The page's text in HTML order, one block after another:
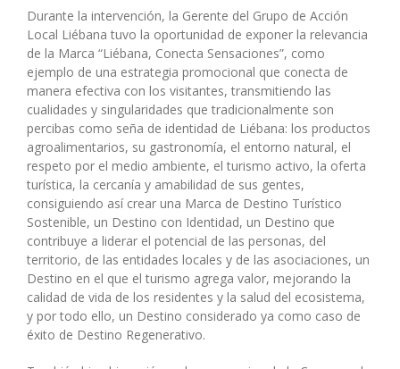
Durante la intervención, la Gerente del Grupo de Acción
Local Liébana tuvo la oportunidad de exponer la relevancia
de la Marca “Liébana, Conecta Sensaciones”, como
ejemplo de una estrategia promocional que conecta de
manera efectiva con los visitantes, transmitiendo las
cualidades y singularidades que tradicionalmente son
percibas como seña de identidad de Liébana: los productos
agroalimentarios, su gastronomía, el entorno natural, el
respeto por el medio ambiente, el turismo activo, la oferta
turística, la cercanía y amabilidad de sus gentes,
consiguiendo así crear una Marca de Destino Turístico
Sostenible, un Destino con Identidad, un Destino que
contribuye a liderar el potencial de las personas, del
territorio, de las entidades locales y de las asociaciones, un
Destino en el que el turismo agrega valor, mejorando la
calidad de vida de los residentes y la salud del ecosistema,
y por todo ello, un Destino considerado ya como caso de
éxito de Destino Regenerativo.